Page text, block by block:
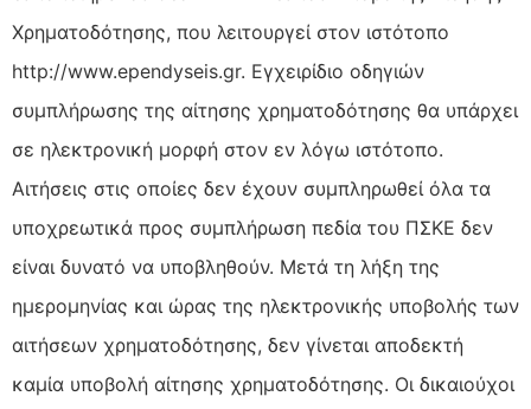
Χρηματοδότησης, που λειτουργεί στον ιστότοπο
http://www.ependyseis.gr. Εγχειρίδιο οδηγιών
συμπλήρωσης της αίτησης χρηματοδότησης θα υπάρχει
σε ηλεκτρονική μορφή στον εν λόγω ιστότοπο.
Αιτήσεις στις οποίες δεν έχουν συμπληρωθεί όλα τα
υποχρεωτικά προς συμπλήρωση πεδία του ΠΣΚΕ δεν
είναι δυνατό να υποβληθούν. Μετά τη λήξη της
ημερομηνίας και ώρας της ηλεκτρονικής υποβολής των
αιτήσεων χρηματοδότησης, δεν γίνεται αποδεκτή
καμία υποβολή αίτησης χρηματοδότησης. Οι δικαιούχοι